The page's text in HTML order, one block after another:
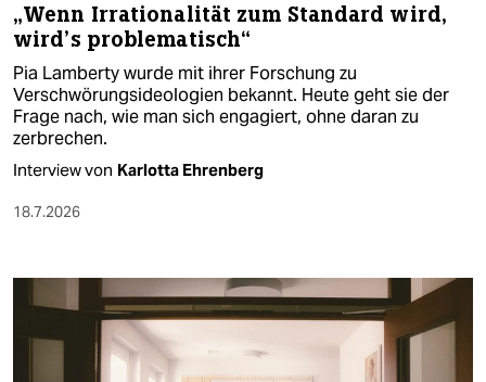
„Wenn Irrationalität zum Standard wird,
wird’s problematisch“
Pia Lamberty wurde mit ihrer Forschung zu
Verschwörungsideologien bekannt. Heute geht sie der
Frage nach, wie man sich engagiert, ohne daran zu
zerbrechen.
Interview von Karlotta Ehrenberg
18.7.2026